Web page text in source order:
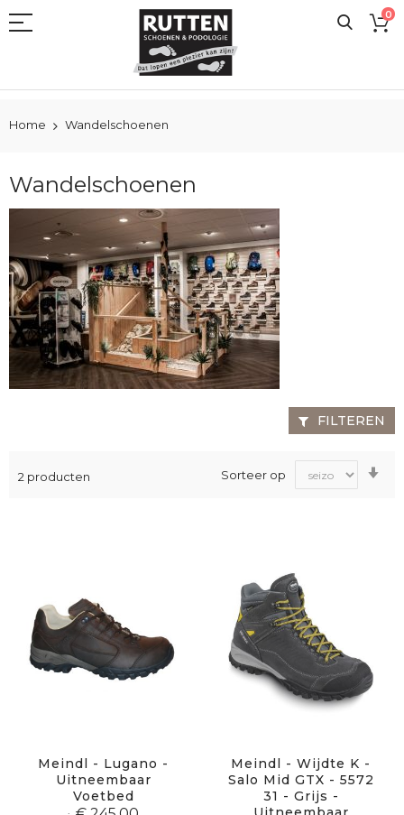
naar
0
Home Wandelschoenen
Wandelschoenen
2 producten Sorteer op
Meindl - Lugano -
Uitneembaar
Voetbed
Meindl - Wijdte K -
Salo Mid GTX - 5572
31 - Grijs -
FILTEREN